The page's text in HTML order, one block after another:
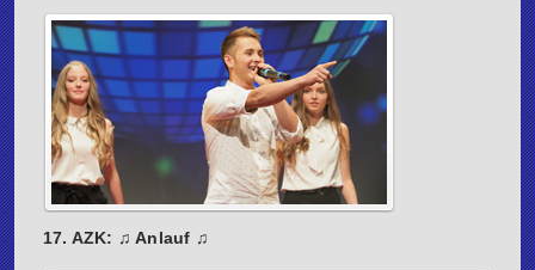
17. AZK: ♫ Anlauf ♫